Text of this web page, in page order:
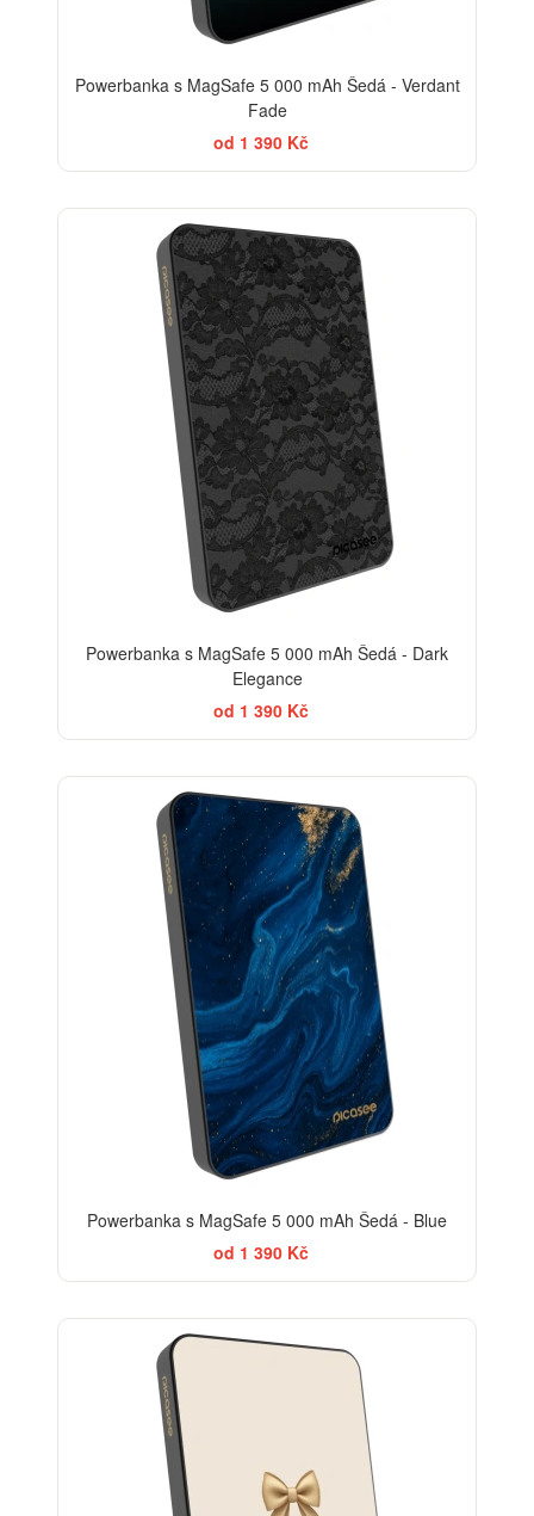
Powerbanka s MagSafe 5 000 mAh Šedá - Verdant
Fade
od 1 390 Kč
Powerbanka s MagSafe 5 000 mAh Šedá - Dark
Elegance
od 1 390 Kč
Powerbanka s MagSafe 5 000 mAh Šedá - Blue
od 1 390 Kč